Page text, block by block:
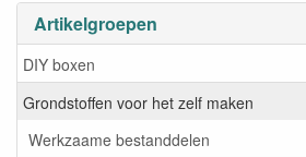
Artikelgroepen
DIY boxen
Grondstoffen voor het zelf maken
Werkzaame bestanddelen